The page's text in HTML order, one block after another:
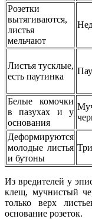
Розетки
вытягиваются,
листья
мельчают
Листья тусклые,
есть паутинка
Белые комочки
в пазухах и у
основания
Деформируются
молодые листья
и бутоны
Из вредителей у
клещ, мучнистый
только верх
основание розеток.